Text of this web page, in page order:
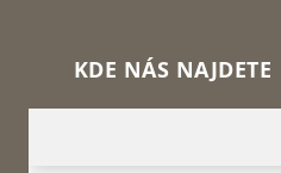
KDE NÁS NAJDETE